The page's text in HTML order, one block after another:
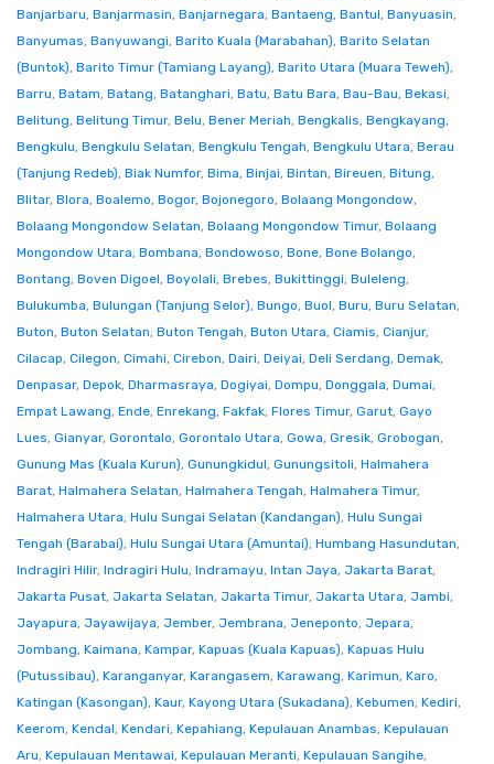
Banjarbaru, Banjarmasin, Banjarnegara, Bantaeng, Bantul, Banyuasin,
Banyumas, Banyuwangi, Barito Kuala (Marabahan), Barito Selatan
(Buntok), Barito Timur (Tamiang Layang), Barito Utara (Muara Teweh),
Barru, Batam, Batang, Batanghari, Batu, Batu Bara, Bau-Bau, Bekasi,
Belitung, Belitung Timur, Belu, Bener Meriah, Bengkalis, Bengkayang,
Bengkulu, Bengkulu Selatan, Bengkulu Tengah, Bengkulu Utara, Berau
(Tanjung Redeb), Biak Numfor, Bima, Binjai, Bintan, Bireuen, Bitung,
Blitar, Blora, Boalemo, Bogor, Bojonegoro, Bolaang Mongondow,
Bolaang Mongondow Selatan, Bolaang Mongondow Timur, Bolaang
Mongondow Utara, Bombana, Bondowoso, Bone, Bone Bolango,
Bontang, Boven Digoel, Boyolali, Brebes, Bukittinggi, Buleleng,
Bulukumba, Bulungan (Tanjung Selor), Bungo, Buol, Buru, Buru Selatan,
Buton, Buton Selatan, Buton Tengah, Buton Utara, Ciamis, Cianjur,
Cilacap, Cilegon, Cimahi, Cirebon, Dairi, Deiyai, Deli Serdang, Demak,
Denpasar, Depok, Dharmasraya, Dogiyai, Dompu, Donggala, Dumai,
Empat Lawang, Ende, Enrekang, Fakfak, Flores Timur, Garut, Gayo
Lues, Gianyar, Gorontalo, Gorontalo Utara, Gowa, Gresik, Grobogan,
Gunung Mas (Kuala Kurun), Gunungkidul, Gunungsitoli, Halmahera
Barat, Halmahera Selatan, Halmahera Tengah, Halmahera Timur,
Halmahera Utara, Hulu Sungai Selatan (Kandangan), Hulu Sungai
Tengah (Barabai), Hulu Sungai Utara (Amuntai), Humbang Hasundutan,
Indragiri Hilir, Indragiri Hulu, Indramayu, Intan Jaya, Jakarta Barat,
Jakarta Pusat, Jakarta Selatan, Jakarta Timur, Jakarta Utara, Jambi,
Jayapura, Jayawijaya, Jember, Jembrana, Jeneponto, Jepara,
Jombang, Kaimana, Kampar, Kapuas (Kuala Kapuas), Kapuas Hulu
(Putussibau), Karanganyar, Karangasem, Karawang, Karimun, Karo,
Katingan (Kasongan), Kaur, Kayong Utara (Sukadana), Kebumen, Kediri,
Keerom, Kendal, Kendari, Kepahiang, Kepulauan Anambas, Kepulauan
Aru, Kepulauan Mentawai, Kepulauan Meranti, Kepulauan Sangihe,